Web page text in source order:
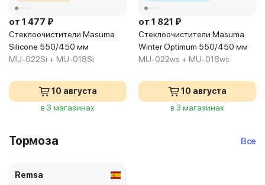
от 1 477 ₽
Стеклоочистители Masuma
Silicone 550/450 мм
MU-022Si + MU-018Si
10 августа
в 3 магазинах
от 1 821 ₽
Стеклоочистители Masuma
Winter Optimum 550/450 мм
MU-022ws + MU-018ws
10 августа
в 3 магазинах
Тормоза Все
Remsa